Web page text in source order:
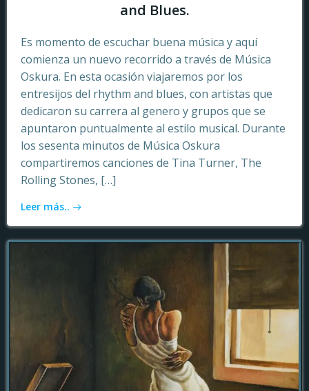
and Blues.
Es momento de escuchar buena música y aquí
comienza un nuevo recorrido a través de Música
Oskura. En esta ocasión viajaremos por los
entresijos del rhythm and blues, con artistas que
dedicaron su carrera al genero y grupos que se
apuntaron puntualmente al estilo musical. Durante
los sesenta minutos de Música Oskura
compartiremos canciones de Tina Turner, The
Rolling Stones, […]
Leer más..